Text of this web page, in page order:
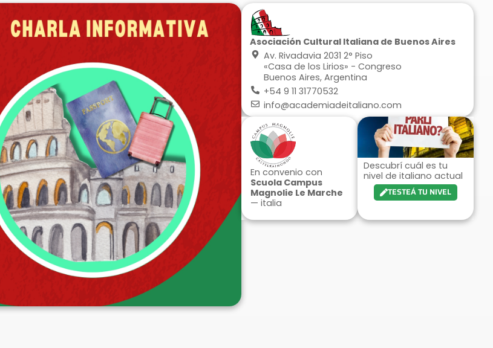
CURSOS ONLINE
Asociación Cultural Italiana de Buenos Aires
Av. Rivadavia 2031 2° Piso
«Casa de los Lirios» - Congreso
Buenos Aires, Argentina
+54 9 11 31770532
info@academiadeitaliano.com
En convenio con
Scuola Campus
Magnolie Le Marche
— italia
Descubrí cuál es tu
nivel de italiano actual
TESTEÁ TU NIVEL